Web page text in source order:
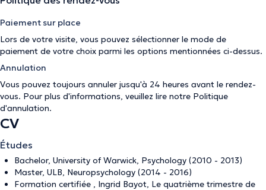
Paiement sur place
Lors de votre visite, vous pouvez sélectionner le mode de
paiement de votre choix parmi les options mentionnées ci-dessus.
Annulation
Vous pouvez toujours annuler jusqu'à 24 heures avant le rendez-
vous. Pour plus d'informations, veuillez lire notre Politique
d'annulation.
CV
Études
Bachelor, University of Warwick, Psychology (2010 - 2013)
Master, ULB, Neuropsychology (2014 - 2016)
Formation certifiée , Ingrid Bayot, Le quatrième trimestre de